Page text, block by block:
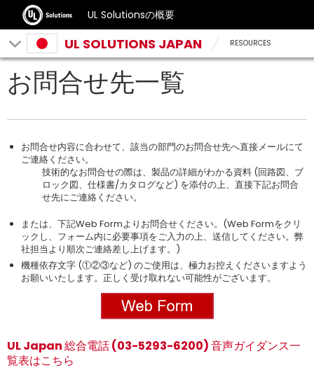
UL Solutionsの概要
UL SOLUTIONS JAPAN RESOURCES
お問合せ先一覧
お問合せ内容に合わせて、該当の部門のお問合せ先へ直接メールにて
ご連絡ください。
技術的なお問合せの際は、製品の詳細がわかる資料 (回路図、ブ
ロック図、仕様書/カタログなど) を添付の上、直接下記お問合
せ先にご連絡ください。
または、下記Web Formよりお問合せください。(Web Formをクリ
ックし、フォーム内に必要事項をご入力の上、送信してください。弊
社担当より順次ご連絡差し上げます。)
機種依存文字 (①②③など) のご使用は、極力お控えくださいますよう
お願いいたします。正しく受け取れない可能性がございます。
UL Japan 総合電話 (03-5293-6200) 音声ガイダンス一
覧表はこちら